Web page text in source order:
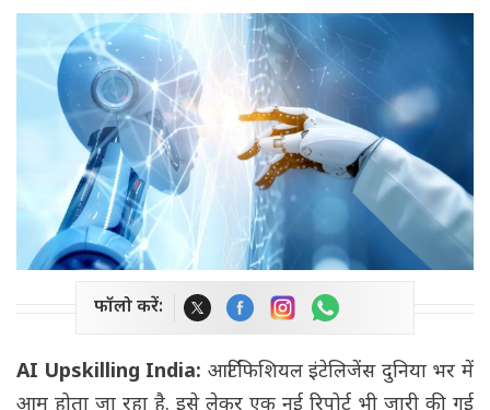
फॉलो करें:
AI Upskilling India: आर्टिफिशियल इंटेलिजेंस दुनिया भर में